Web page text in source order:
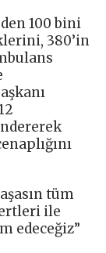
100 bini
380’in
tüm
ile
edeceğiz”